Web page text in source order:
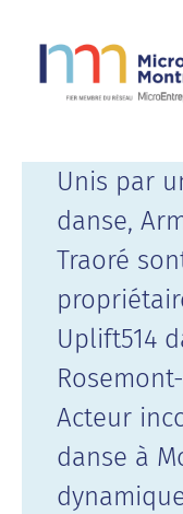
Unis par
danse,
Traoré
Uplift514
Acteur
danse à